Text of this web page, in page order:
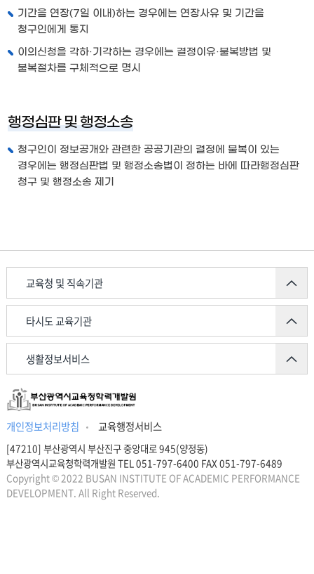
기간을 연장(7일 이내)하는 경우에는 연장사유 및 기간을
청구인에게 통지
이의신청을 각하·기각하는 경우에는 결정이유·불복방법 및
불복절차를 구체적으로 명시
행정심판 및 행정소송
청구인이 정보공개와 관련한 공공기관의 결정에 불복이 있는
경우에는 행정심판법 및 행정소송법이 정하는 바에 따라행정심판
청구 및 행정소송 제기
교육청 및 직속기관
타시도 교육기관
생활정보서비스
개인정보처리방침 교육행정서비스
[47210] 부산광역시 부산진구 중앙대로 945(양정동)
부산광역시교육청학력개발원 TEL 051-797-6400 FAX 051-797-6489
Copyright © 2022 BUSAN INSTITUTE OF ACADEMIC PERFORMANCE
DEVELOPMENT. All Right Reserved.